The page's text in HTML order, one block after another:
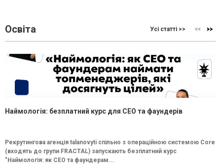
Освіта Усі статті >>
Наймологія: безплатний курс для CEO та фаундерів
Рекрутингова агенція talanovyti спільно з операційною системою Core
(входять до групи FRACTAL) запускають безплатний курс
"Наймологія: як СEO та фаундерам...